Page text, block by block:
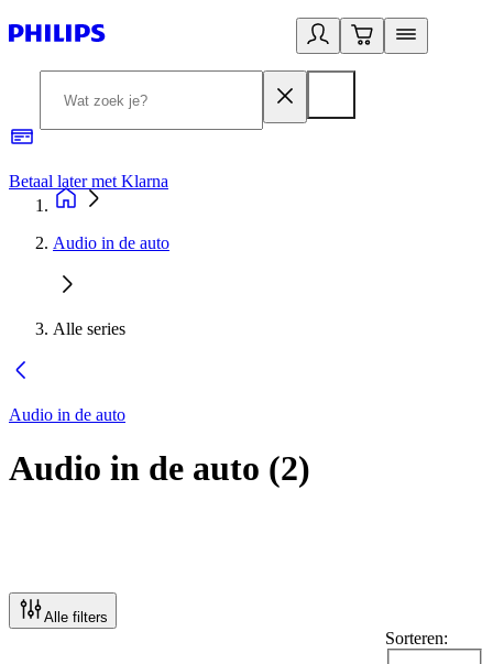
Betaal later met Klarna
Audio in de auto
Alle series
Audio in de auto
Audio in de auto (2)
Alle filters
Sorteren: